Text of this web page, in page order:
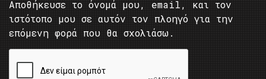
Αποθήκευσε το όνομά μου, email, και τον
ιστότοπο μου σε αυτόν τον πλοηγό για την
επόμενη φορά που θα σχολιάσω.